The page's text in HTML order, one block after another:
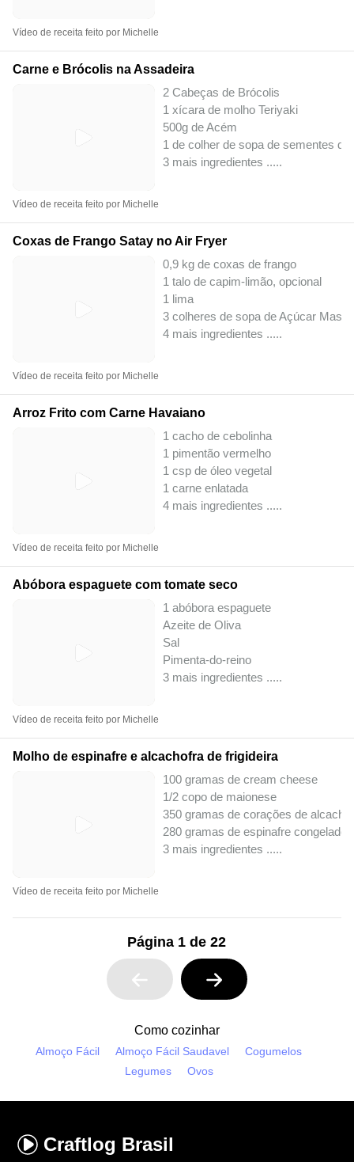
Vídeo de receita feito por Michelle
Carne e Brócolis na Assadeira
2 Cabeças de Brócolis
1 xícara de molho Teriyaki
500g de Acém
1 de colher de sopa de sementes de
3 mais ingredientes .....
Vídeo de receita feito por Michelle
Coxas de Frango Satay no Air Fryer
0,9 kg de coxas de frango
1 talo de capim-limão, opcional
1 lima
3 colheres de sopa de Açúcar
4 mais ingredientes .....
Vídeo de receita feito por Michelle
Arroz Frito com Carne Havaiano
1 cacho de cebolinha
1 pimentão vermelho
1 csp de óleo vegetal
1 carne enlatada
4 mais ingredientes .....
Vídeo de receita feito por Michelle
Abóbora espaguete com tomate seco
1 abóbora espaguete
Azeite de Oliva
Sal
Pimenta-do-reino
3 mais ingredientes .....
Vídeo de receita feito por Michelle
Molho de espinafre e alcachofra de frigideira
100 gramas de cream cheese
1/2 copo de maionese
350 gramas de corações de
280 gramas de espinafre congelado
3 mais ingredientes .....
Vídeo de receita feito por Michelle
Página 1 de 22
Como cozinhar
Almoço Fácil Almoço Fácil Saudavel
Cogumelos
Legumes
Ovos
Craftlog Brasil